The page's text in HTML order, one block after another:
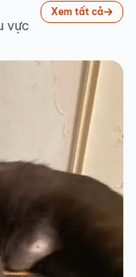
vực
Xem tất cả